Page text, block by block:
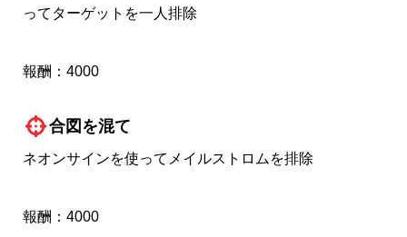
ってターゲットを一人排除
報酬：4000
合図を混て
ネオンサインを使ってメイルストロムを排除
報酬：4000